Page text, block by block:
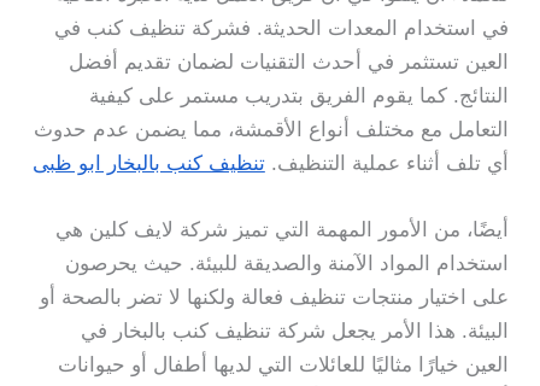
في استخدام المعدات الحديثة. فشركة تنظيف كنب في
العين تستثمر في أحدث التقنيات لضمان تقديم أفضل
النتائج. كما يقوم الفريق بتدريب مستمر على كيفية
التعامل مع مختلف أنواع الأقمشة، مما يضمن عدم حدوث
أي تلف أثناء عملية التنظيف.تنظيف كنب بالبخار ابو ظبى
أيضًا، من الأمور المهمة التي تميز شركة لايف كلين هي
استخدام المواد الآمنة والصديقة للبيئة. حيث يحرصون
على اختيار منتجات تنظيف فعالة ولكنها لا تضر بالصحة أو
البيئة. هذا الأمر يجعل شركة تنظيف كنب بالبخار في
العين خيارًا مثاليًا للعائلات التي لديها أطفال أو حيوانات